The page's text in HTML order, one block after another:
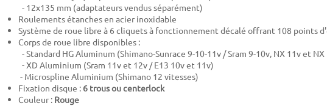
- 12x135 mm (adaptateurs vendus séparément)
Roulements étanches en acier inoxidable
Système de roue libre à 6 cliquets à fonctionnement décalé offrant 108 points
Corps de roue libre disponibles :
- Standard HG Aluminum (Shimano-Sunrace 9-10-11v / Sram 9-10v, NX 11v et NX
- XD Aluminium (Sram 11v et 12v / E13 10v et 11v)
- Microspline Aluminium (Shimano 12 vitesses)
Fixation disque : 6 trous ou centerlock
Couleur : Rouge